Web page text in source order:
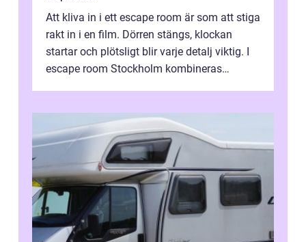
Att kliva in i ett escape room är som att stiga
rakt in i en film. Dörren stängs, klockan
startar och plötsligt blir varje detalj viktig. I
escape room Stockholm kombineras